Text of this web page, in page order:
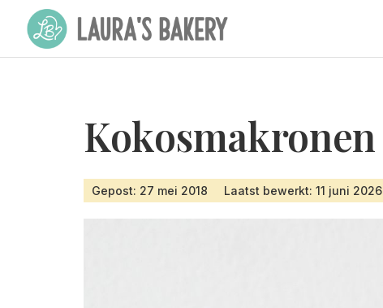
Kokosmakronen
Gepost: 27 mei 2018 Laatst bewerkt: 11 juni 2026